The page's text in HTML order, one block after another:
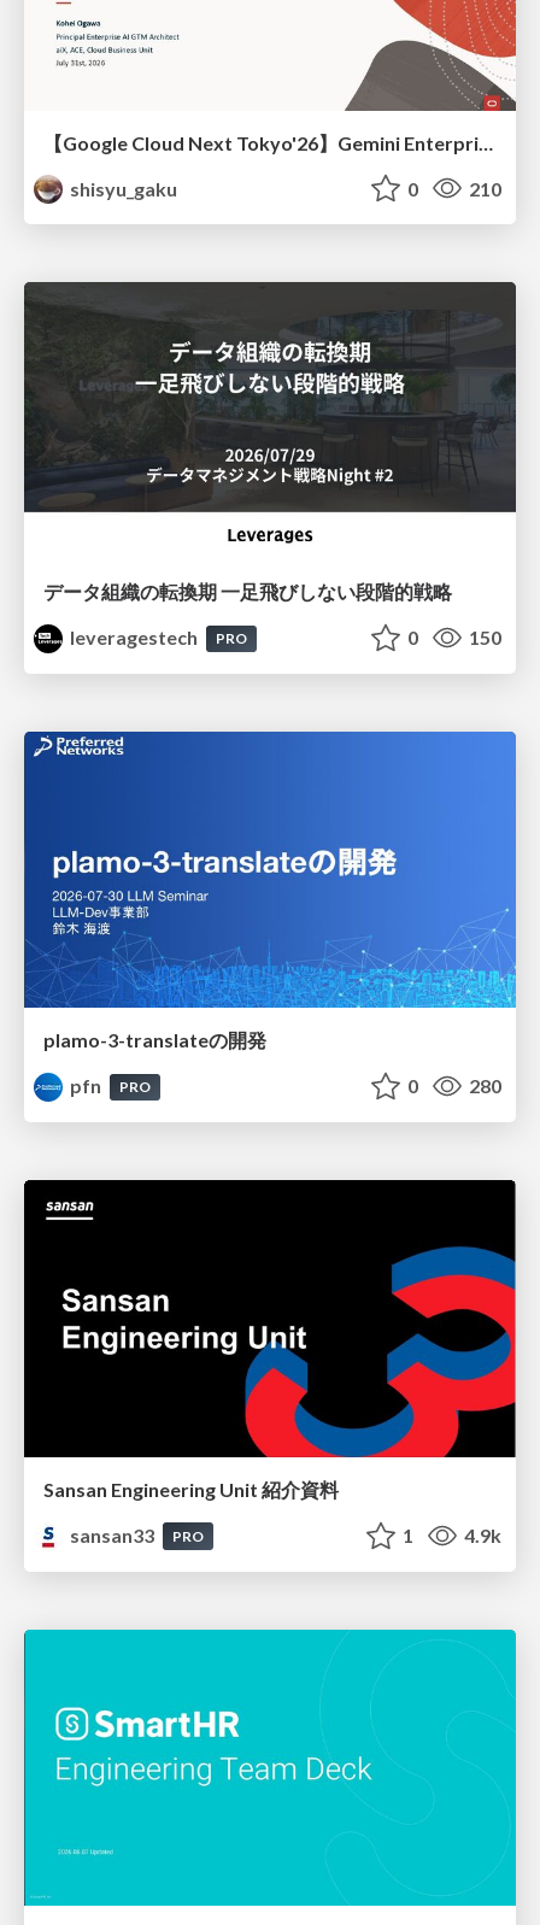
shisyu_gaku
0 210
データ組織の転換期 一足飛びしない段階的戦略
leveragestech
PRO 0 150
plamo-3-translateの開発
pfn
PRO 0 280
Sansan Engineering Unit 紹介資料
sansan33
PRO 1 4.9k